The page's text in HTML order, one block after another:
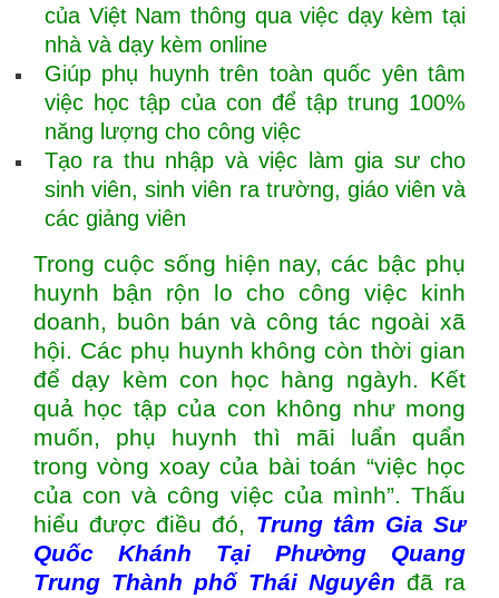
của Việt Nam thông qua việc dạy kèm tại
nhà và dạy kèm online
Giúp phụ huynh trên toàn quốc yên tâm
việc học tập của con để tập trung 100%
năng lượng cho công việc
Tạo ra thu nhập và việc làm gia sư cho
sinh viên, sinh viên ra trường, giáo viên và
các giảng viên
Trong cuộc sống hiện nay, các bậc phụ
huynh bận rộn lo cho công việc kinh
doanh, buôn bán và công tác ngoài xã
hội. Các phụ huynh không còn thời gian
để dạy kèm con học hàng ngàyh. Kết
quả học tập của con không như mong
muốn, phụ huynh thì mãi luẩn quẩn
trong vòng xoay của bài toán “việc học
của con và công việc của mình”. Thấu
hiểu được điều đó, Trung tâm Gia Sư
Quốc Khánh Tại Phường Quang
Trung Thành phố Thái Nguyên đã ra